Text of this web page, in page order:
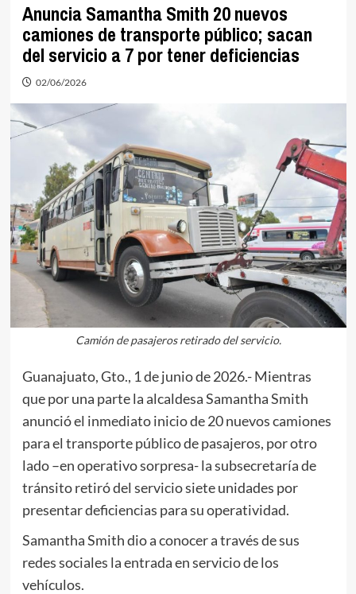
Anuncia Samantha Smith 20 nuevos
camiones de transporte público; sacan
del servicio a 7 por tener deficiencias
02/06/2026
Camión de pasajeros retirado del servicio.
Guanajuato, Gto., 1 de junio de 2026.- Mientras
que por una parte la alcaldesa Samantha Smith
anunció el inmediato inicio de 20 nuevos camiones
para el transporte público de pasajeros, por otro
lado –en operativo sorpresa- la subsecretaría de
tránsito retiró del servicio siete unidades por
presentar deficiencias para su operatividad.
Samantha Smith dio a conocer a través de sus
redes sociales la entrada en servicio de los
vehículos.